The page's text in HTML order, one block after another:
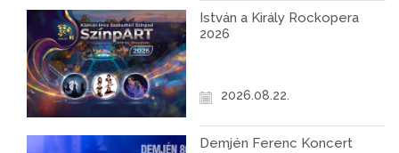
István a Király Rockopera
2026
2026.08.22.
Demjén Ferenc Koncert